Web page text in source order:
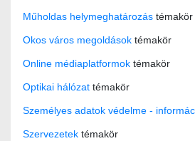
Műholdas helymeghatározás témakör
Okos város megoldások témakör
Online médiaplatformok témakör
Optikai hálózat témakör
Személyes adatok védelme -
Szervezetek témakör